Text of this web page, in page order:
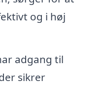
og i høj
adgang til
sikrer